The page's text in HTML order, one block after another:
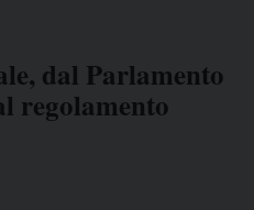
dal Parlamento
regolamento